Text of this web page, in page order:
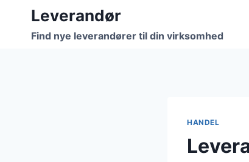
Fortsæt
indhold
Leverandør
Find nye leverandører til din virksomhed
HANDEL